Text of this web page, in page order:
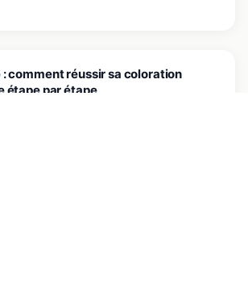
comment réussir sa coloration
étape par étape